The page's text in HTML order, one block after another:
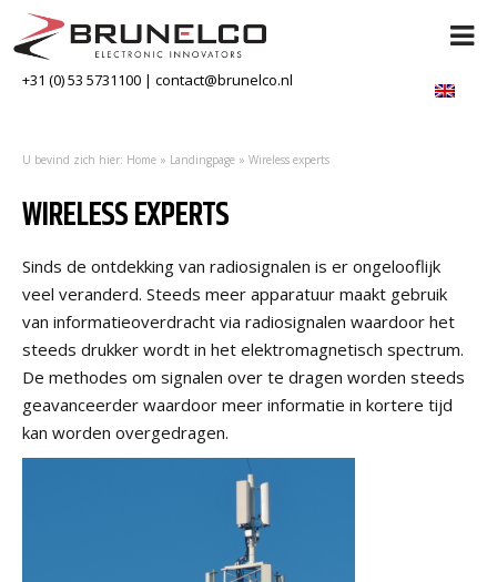
+31 (0) 53 5731100 | contact@brunelco.nl
U bevind zich hier: Home » Landingpage » Wireless experts
WIRELESS EXPERTS
Sinds de ontdekking van radiosignalen is er ongelooflijk
veel veranderd. Steeds meer apparatuur maakt gebruik
van informatieoverdracht via radiosignalen waardoor het
steeds drukker wordt in het elektromagnetisch spectrum.
De methodes om signalen over te dragen worden steeds
geavanceerder waardoor meer informatie in kortere tijd
kan worden overgedragen.